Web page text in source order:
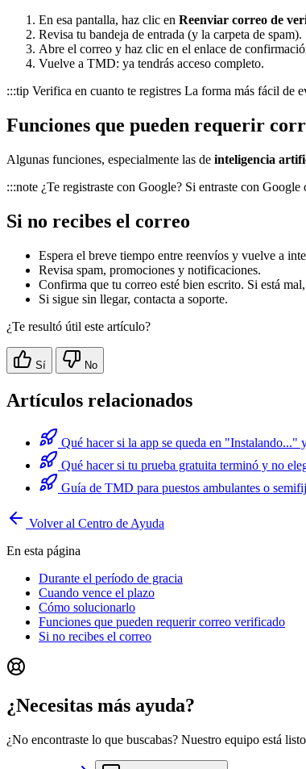
En esa pantalla, haz clic en Reenviar correo de
Revisa tu bandeja de entrada (y la carpeta de spam).
Abre el correo y haz clic en el enlace de
Vuelve a TMD: ya tendrás acceso completo.
:::tip Verifica en cuanto te registres La forma más fácil de
Funciones que pueden requerir
Algunas funciones, especialmente las de inteligencia
:::note ¿Te registraste con Google? Si entraste con
Si no recibes el correo
Espera el breve tiempo entre reenvíos y vuelve a
Revisa spam, promociones y notificaciones.
Confirma que tu correo esté bien escrito. Si está mal,
Si sigue sin llegar, contacta a soporte.
¿Te resultó útil este artículo?
Sí No
Artículos relacionados
Qué hacer si la app se queda en "Instalando..."
Qué hacer si tu prueba gratuita terminó y no
Guía de TMD para puestos ambulantes o
Volver al Centro de Ayuda
En esta página
Durante el período de gracia
Cuando vence el plazo
Cómo solucionarlo
Funciones que pueden requerir correo verificado
Si no recibes el correo
¿Necesitas más ayuda?
¿No encontraste lo que buscabas? Nuestro equipo está